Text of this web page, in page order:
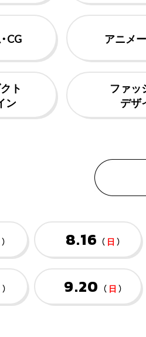
CG アニメー
ト
ン
ファッ
デザ
） 8.16 （ 日）
） 9.20 （日 ）